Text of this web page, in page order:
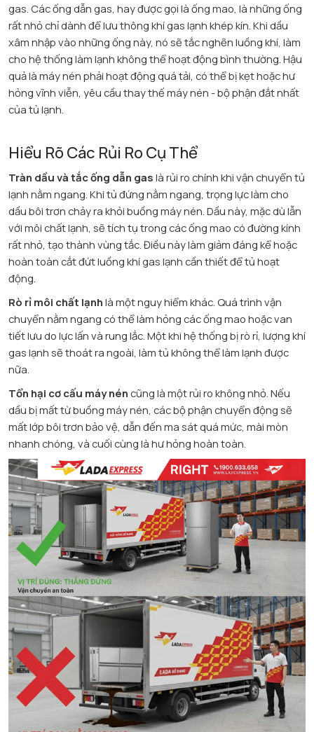
gas. Các ống dẫn gas, hay được gọi là ống mao, là những ống
rất nhỏ chỉ dành để lưu thông khí gas lạnh khép kín. Khi dầu
xâm nhập vào những ống này, nó sẽ tắc nghẽn luồng khí, làm
cho hệ thống làm lạnh không thể hoạt động bình thường. Hậu
quả là máy nén phải hoạt động quá tải, có thể bị kẹt hoặc hư
hỏng vĩnh viễn, yêu cầu thay thế máy nén - bộ phận đắt nhất
của tủ lạnh.​
Hiểu Rõ Các Rủi Ro Cụ Thể
Tràn dầu và tắc ống dẫn gas là rủi ro chính khi vận chuyển tủ
lạnh nằm ngang. Khi tủ đứng nằm ngang, trọng lực làm cho
dầu bôi trơn chảy ra khỏi buồng máy nén. Dầu này, mặc dù lẫn
với môi chất lạnh, sẽ tích tụ trong các ống mao có đường kính
rất nhỏ, tạo thành vùng tắc. Điều này làm giảm đáng kể hoặc
hoàn toàn cắt đứt luồng khí gas lạnh cần thiết để tủ hoạt
động.​
Rò rỉ môi chất lạnh là một nguy hiểm khác. Quá trình vận
chuyển nằm ngang có thể làm hỏng các ống mao hoặc van
tiết lưu do lực lấn và rung lắc. Một khi hệ thống bị rò rỉ, lượng khí
gas lạnh sẽ thoát ra ngoài, làm tủ không thể làm lạnh được
nữa.​
Tổn hại cơ cấu máy nén cũng là một rủi ro không nhỏ. Nếu
dầu bị mất từ buồng máy nén, các bộ phận chuyển động sẽ
mất lớp bôi trơn bảo vệ, dẫn đến ma sát quá mức, mài mòn
nhanh chóng, và cuối cùng là hư hỏng hoàn toàn.​